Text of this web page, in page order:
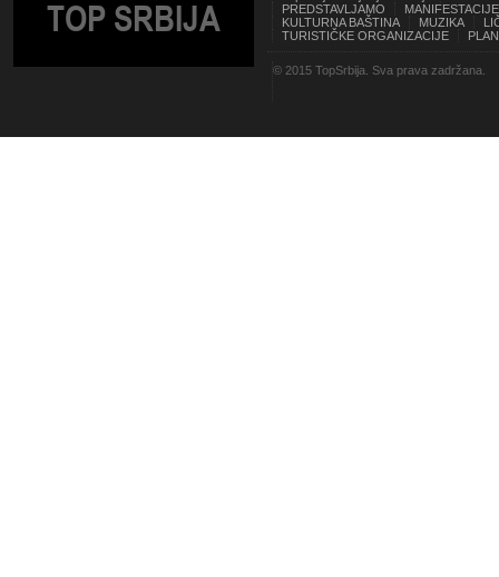
TOP SRBIJA
PREDSTAVLJAMO
MANIFESTACIJE
KULTURNA BAŠTINA
MUZIKA
TURISTIČKE ORGANIZACIJE
© 2015 TopSrbija. Sva prava zadržana.